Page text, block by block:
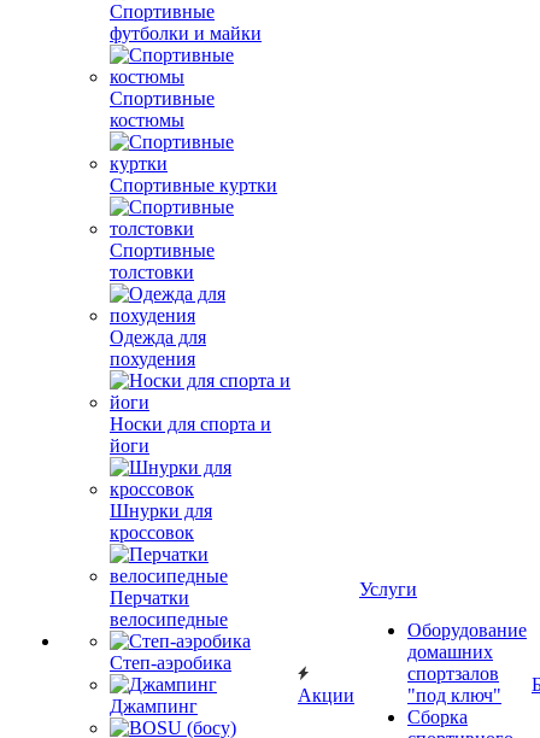
Спортивные
футболки и майки
Спортивные
костюмы
Спортивные куртки
Спортивные
толстовки
Одежда для
похудения
Носки для спорта и
йоги
Шнурки для
кроссовок
Перчатки
велосипедные
Степ-аэробика
Джампинг
Акции
Услуги
Оборудование
домашних
спортзалов
"под ключ"
Сборка